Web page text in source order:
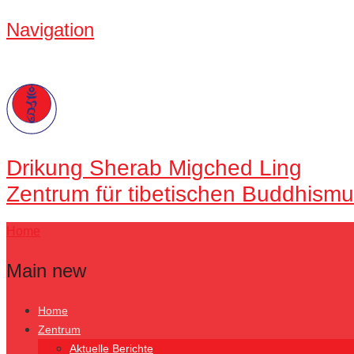
Navigation
Drikung Sherab Migched Ling
Zentrum für tibetischen
Home
Main new
Home
Zentrum
Aktuelle Berichte